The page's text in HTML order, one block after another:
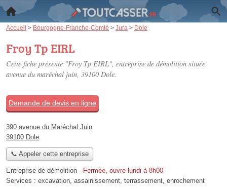
Accueil > Bourgogne-Franche-Comté > Jura > Dole
Froy Tp EIRL
Cette fiche présente "Froy Tp EIRL", entreprise de démolition située
avenue du maréchal juin, 39100 Dole.
Demande de devis en ligne
390 avenue du Maréchal Juin
39100 Dole
📞 Appeler cette entreprise
Entreprise de démolition - Fermée, ouvre lundi à 8h00
Services : excavation, assainissement, terrassement, enrochement